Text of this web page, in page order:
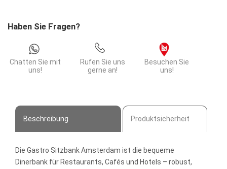
in
Schwarz
Chesterfield
Haben Sie Fragen?
Chatten Sie mit
uns!
Rufen Sie uns
gerne an!
Besuchen Sie
uns!
Beschreibung Produktsicherheit
Die Gastro Sitzbank Amsterdam ist die bequeme
Dinerbank für Restaurants, Cafés und Hotels – robust,